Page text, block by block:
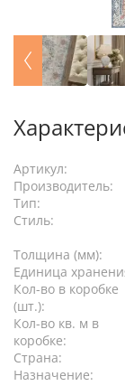
Артикул:
Производитель:
Тип:
Стиль:
Толщина (мм):
Единица
Кол-во в коробке
(шт.):
Кол-во кв. м в
коробке:
Страна:
Назначение: